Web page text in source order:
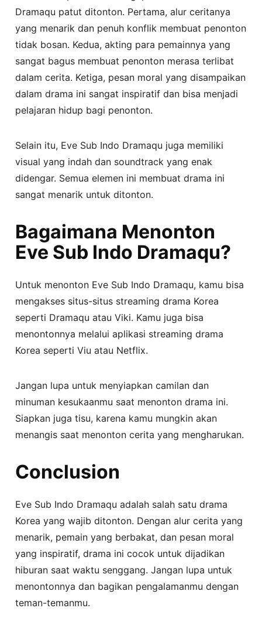
Dramaqu patut ditonton. Pertama, alur ceritanya
yang menarik dan penuh konflik membuat penonton
tidak bosan. Kedua, akting para pemainnya yang
sangat bagus membuat penonton merasa terlibat
dalam cerita. Ketiga, pesan moral yang disampaikan
dalam drama ini sangat inspiratif dan bisa menjadi
pelajaran hidup bagi penonton.
Selain itu, Eve Sub Indo Dramaqu juga memiliki
visual yang indah dan soundtrack yang enak
didengar. Semua elemen ini membuat drama ini
sangat menarik untuk ditonton.
Bagaimana Menonton
Eve Sub Indo Dramaqu?
Untuk menonton Eve Sub Indo Dramaqu, kamu bisa
mengakses situs-situs streaming drama Korea
seperti Dramaqu atau Viki. Kamu juga bisa
menontonnya melalui aplikasi streaming drama
Korea seperti Viu atau Netflix.
Jangan lupa untuk menyiapkan camilan dan
minuman kesukaanmu saat menonton drama ini.
Siapkan juga tisu, karena kamu mungkin akan
menangis saat menonton cerita yang mengharukan.
Conclusion
Eve Sub Indo Dramaqu adalah salah satu drama
Korea yang wajib ditonton. Dengan alur cerita yang
menarik, pemain yang berbakat, dan pesan moral
yang inspiratif, drama ini cocok untuk dijadikan
hiburan saat waktu senggang. Jangan lupa untuk
menontonnya dan bagikan pengalamanmu dengan
teman-temanmu.